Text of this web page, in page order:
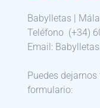
Babylletas |
Teléfono (+34)
Email:
Puedes
formulario: